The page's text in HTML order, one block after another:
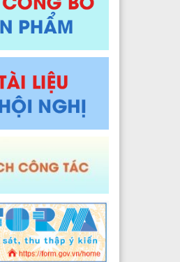
cứu khoa học và Công nghệ thông